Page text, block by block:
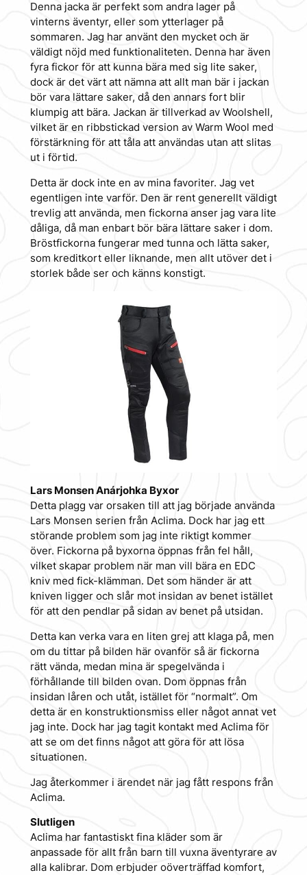
Denna jacka är perfekt som andra lager på
vinterns äventyr, eller som ytterlager på
sommaren. Jag har använt den mycket och är
väldigt nöjd med funktionaliteten. Denna har även
fyra fickor för att kunna bära med sig lite saker,
dock är det värt att nämna att allt man bär i jackan
bör vara lättare saker, då den annars fort blir
klumpig att bära. Jackan är tillverkad av Woolshell,
vilket är en ribbstickad version av Warm Wool med
förstärkning för att tåla att användas utan att slitas
ut i förtid.
Detta är dock inte en av mina favoriter. Jag vet
egentligen inte varför. Den är rent generellt väldigt
trevlig att använda, men fickorna anser jag vara lite
dåliga, då man enbart bör bära lättare saker i dom.
Bröstfickorna fungerar med tunna och lätta saker,
som kreditkort eller liknande, men allt utöver det i
storlek både ser och känns konstigt.
Lars Monsen Anárjohka Byxor
Detta plagg var orsaken till att jag började använda
Lars Monsen serien från Aclima. Dock har jag ett
störande problem som jag inte riktigt kommer
över. Fickorna på byxorna öppnas från fel håll,
vilket skapar problem när man vill bära en EDC
kniv med fick-klämman. Det som händer är att
kniven ligger och slår mot insidan av benet istället
för att den pendlar på sidan av benet på utsidan.
Detta kan verka vara en liten grej att klaga på, men
om du tittar på bilden här ovanför så är fickorna
rätt vända, medan mina är spegelvända i
förhållande till bilden ovan. Dom öppnas från
insidan låren och utåt, istället för “normalt”. Om
detta är en konstruktionsmiss eller något annat vet
jag inte. Dock har jag tagit kontakt med Aclima för
att se om det finns något att göra för att lösa
situationen.
Jag återkommer i ärendet när jag fått respons från
Aclima.
Slutligen
Aclima har fantastiskt fina kläder som är
anpassade för allt från barn till vuxna äventyrare av
alla kalibrar. Dom erbjuder oöverträffad komfort,